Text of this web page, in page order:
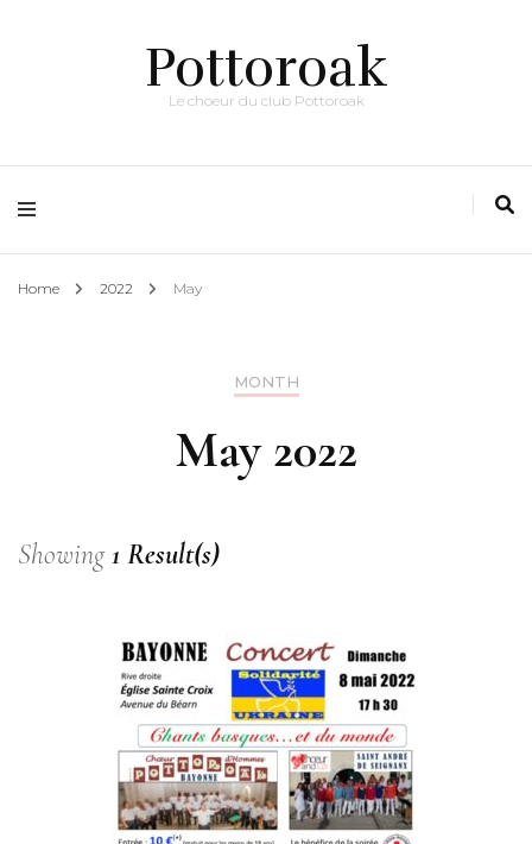
Pottoroak
Le choeur du club Pottoroak
Home 2022 May
MONTH
May 2022
Showing1 Result(s)